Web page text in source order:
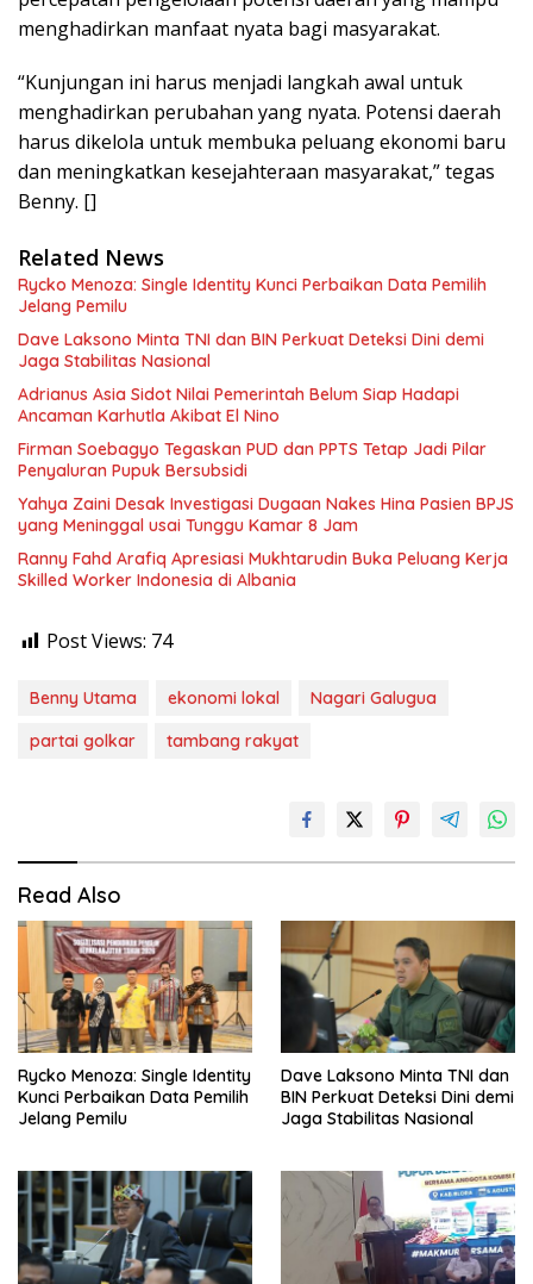
menghadirkan manfaat nyata bagi masyarakat.
“Kunjungan ini harus menjadi langkah awal untuk
menghadirkan perubahan yang nyata. Potensi daerah
harus dikelola untuk membuka peluang ekonomi baru
dan meningkatkan kesejahteraan masyarakat,” tegas
Benny. []
Related News
Rycko Menoza: Single Identity Kunci Perbaikan Data Pemilih
Jelang Pemilu
Dave Laksono Minta TNI dan BIN Perkuat Deteksi Dini demi
Jaga Stabilitas Nasional
Adrianus Asia Sidot Nilai Pemerintah Belum Siap Hadapi
Ancaman Karhutla Akibat El Nino
Firman Soebagyo Tegaskan PUD dan PPTS Tetap Jadi Pilar
Penyaluran Pupuk Bersubsidi
Yahya Zaini Desak Investigasi Dugaan Nakes Hina Pasien BPJS
yang Meninggal usai Tunggu Kamar 8 Jam
Ranny Fahd Arafiq Apresiasi Mukhtarudin Buka Peluang Kerja
Skilled Worker Indonesia di Albania
Post Views: 74
Benny Utama ekonomi lokal
Nagari Galugua
partai golkar
tambang rakyat
Read Also
Rycko Menoza: Single Identity
Kunci Perbaikan Data Pemilih
Jelang Pemilu
Dave Laksono Minta TNI dan
BIN Perkuat Deteksi Dini demi
Jaga Stabilitas Nasional